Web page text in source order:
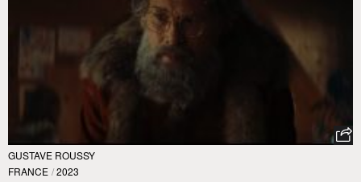
GUSTAVE ROUSSY
FRANCE / 2023